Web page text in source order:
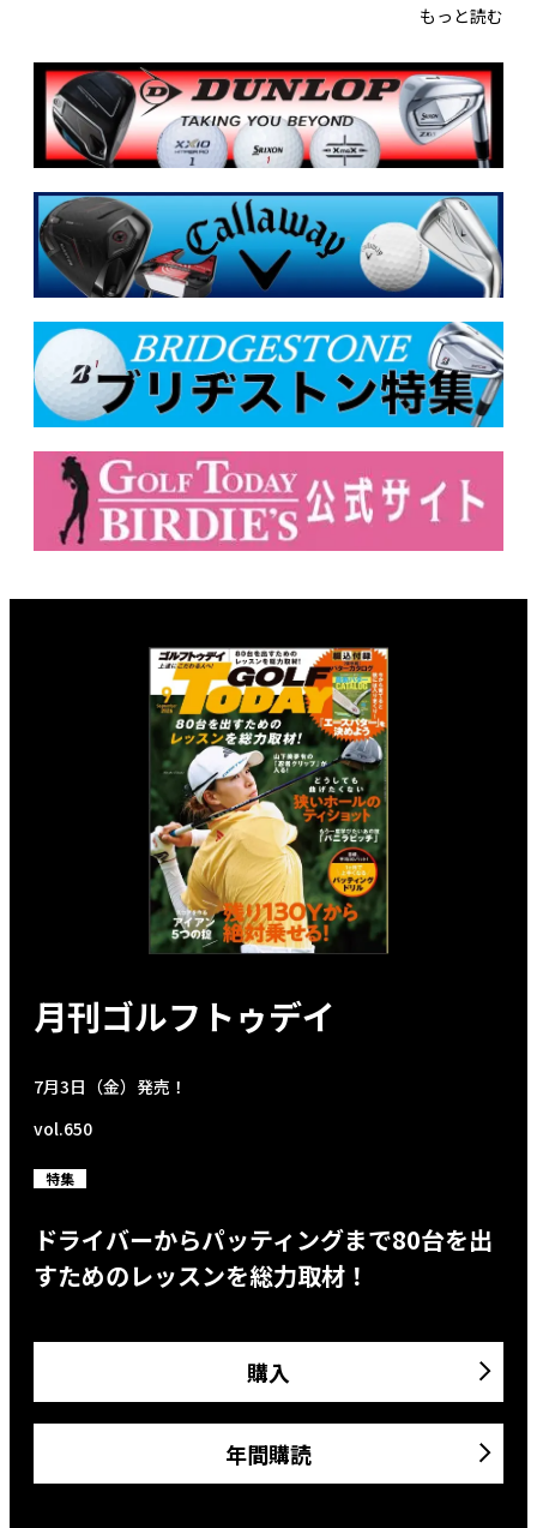
もっと読む
月刊ゴルフトゥデイ
7月3日（金）発売！
vol.650
特集
ドライバーからパッティングまで80台を出
すためのレッスンを総力取材！
購入
年間購読